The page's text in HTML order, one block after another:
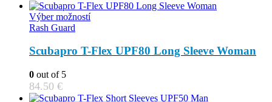
Výber možnostíThis
multiple
may
Rash Guard
Scubapro T-Flex UPF80 Long Sleeve Woman
0 out of 5
84.50 €